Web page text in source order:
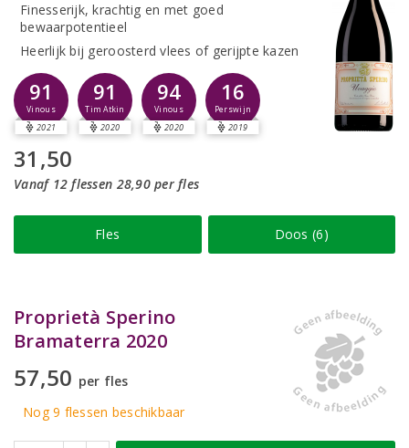
Finesserijk, krachtig en met goed
bewaarpotentieel
Heerlijk bij geroosterd vlees of gerijpte kazen
91
Vinous
2021
91
Tim Atkin
2020
94
Vinous
2020
16
Perswijn
2019
31,50
Vanaf 12 flessen 28,90 per fles
Fles Doos (6)
Proprietà Sperino
Bramaterra 2020
57,50 per fles
Nog 9 flessen beschikbaar